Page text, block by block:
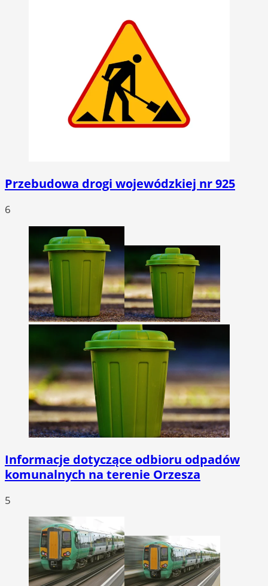
Przebudowa drogi wojewódzkiej nr 925
6
Informacje dotyczące odbioru odpadów
komunalnych na terenie Orzesza
5